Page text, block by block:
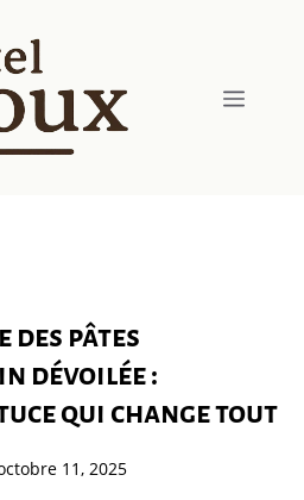
Menu
des pâtes
dévoilée :
qui change tout
11, 2025